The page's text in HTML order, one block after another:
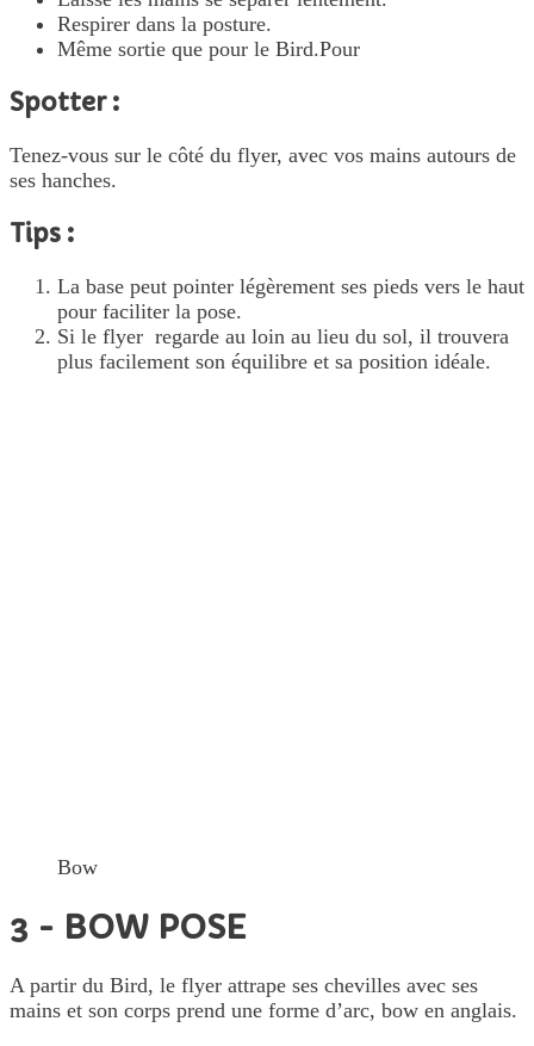
Respirer dans la posture.
Même sortie que pour le Bird.Pour
Spotter :
Tenez-vous sur le côté du flyer, avec vos mains autours de
ses hanches.
Tips :
La base peut pointer légèrement ses pieds vers le haut
pour faciliter la pose.
Si le flyer regarde au loin au lieu du sol, il trouvera
plus facilement son équilibre et sa position idéale.
Bow
3 - BOW POSE
A partir du Bird, le flyer attrape ses chevilles avec ses
mains et son corps prend une forme d’arc, bow en anglais.